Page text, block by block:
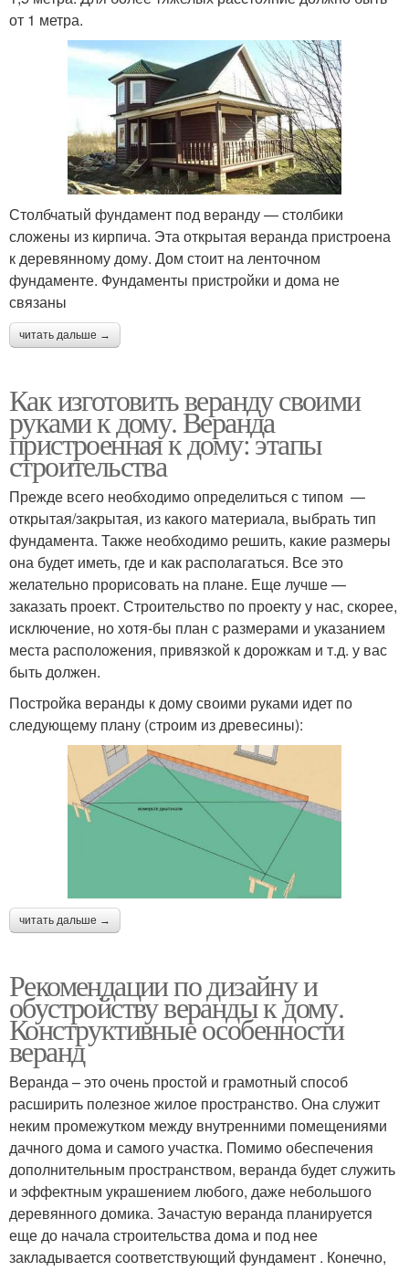
от 1 метра.
Столбчатый фундамент под веранду — столбики
сложены из кирпича. Эта открытая веранда пристроена
к деревянному дому. Дом стоит на ленточном
фундаменте. Фундаменты пристройки и дома не
связаны
читать дальше →
Как изготовить веранду своими
руками к дому. Веранда
пристроенная к дому: этапы
строительства
Прежде всего необходимо определиться с типом —
открытая/закрытая, из какого материала, выбрать тип
фундамента. Также необходимо решить, какие размеры
она будет иметь, где и как располагаться. Все это
желательно прорисовать на плане. Еще лучше —
заказать проект. Строительство по проекту у нас, скорее,
исключение, но хотя-бы план с размерами и указанием
места расположения, привязкой к дорожкам и т.д. у вас
быть должен.
Постройка веранды к дому своими руками идет по
следующему плану (строим из древесины):
читать дальше →
Рекомендации по дизайну и
обустройству веранды к дому.
Конструктивные особенности
веранд
Веранда – это очень простой и грамотный способ
расширить полезное жилое пространство. Она служит
неким промежутком между внутренними помещениями
дачного дома и самого участка. Помимо обеспечения
дополнительным пространством, веранда будет служить
и эффектным украшением любого, даже небольшого
деревянного домика. Зачастую веранда планируется
еще до начала строительства дома и под нее
закладывается соответствующий фундамент . Конечно,